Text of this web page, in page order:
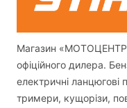
Магазин
офіційного дилера.
електричні ланцюгові
тримери, кущорізи,